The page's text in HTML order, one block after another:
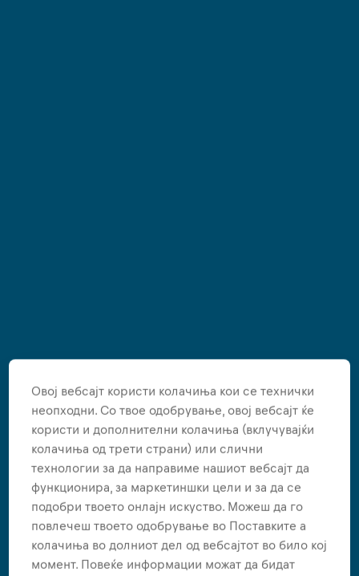
Овој вебсајт користи колачиња кои се технички
неопходни. Со твое одобрување, овој вебсајт ќе
користи и дополнителни колачиња (вклучувајќи
колачиња од трети страни) или слични
технологии за да направиме нашиот вебсајт да
функционира, за маркетиншки цели и за да се
подобри твоето онлајн искуство. Можеш да го
повлечеш твоето одобрување во Поставките а
колачиња во долниот дел од вебсајтот во било кој
момент. Повеќе информации можат да бидат